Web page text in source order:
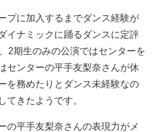
プに加入するまでダンス経験が
イナミックに踊るダンスに定評
2期生のみの公演ではセンターを
センターの平手友梨奈さんが休
を務めたりとダンス未経験なの
てきたようです。
の平手友梨奈さんの表現力がメ